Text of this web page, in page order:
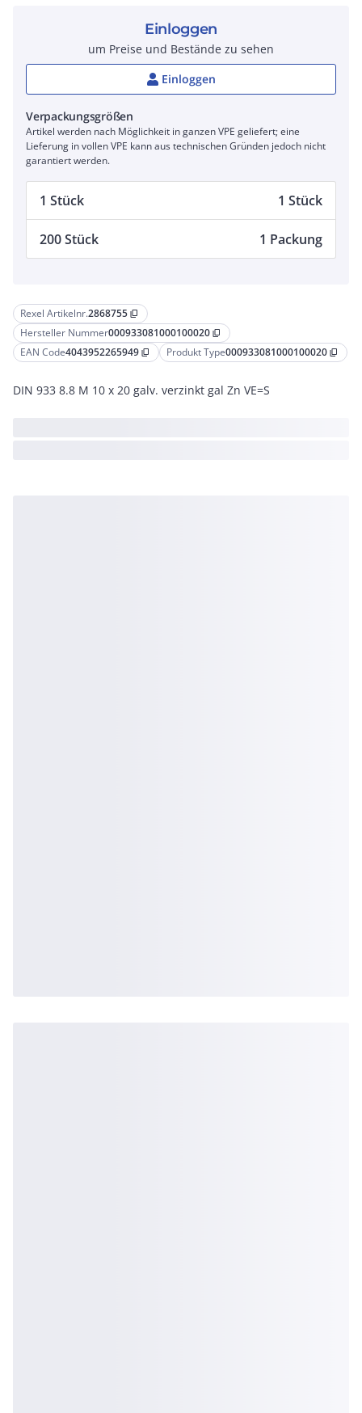
Rexel Artikelnr.2868755 content_copy
Hersteller Nummer000933081000100020 content_copy
EAN Code4043952265949 content_copy Produkt Type000933081000100020 content_copy
DIN 933 8.8 M 10 x 20 galv. verzinkt gal Zn VE=S
Einloggen
um Preise und Bestände zu sehen
Einloggen
Verpackungsgrößen
Artikel werden nach Möglichkeit in ganzen VPE geliefert; eine
Lieferung in vollen VPE kann aus technischen Gründen jedoch nicht
garantiert werden.
1 Stück 1 Stück
200 Stück 1 Packung